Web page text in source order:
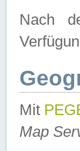
Nach
Mit
Map